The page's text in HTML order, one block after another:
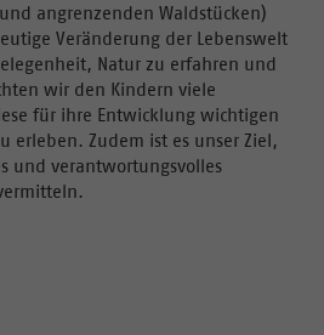
angrenzenden Waldstücken)
Veränderung der Lebenswelt
Natur zu erfahren und
wir den Kindern viele
für ihre Entwicklung wichtigen
erleben. Zudem ist es unser Ziel,
und verantwortungsvolles